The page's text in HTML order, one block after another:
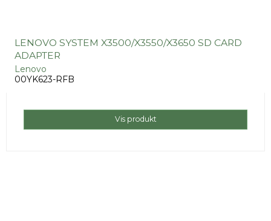
LENOVO SYSTEM X3500/X3550/X3650 SD CARD
ADAPTER
Lenovo
00YK623-RFB
Vis produkt